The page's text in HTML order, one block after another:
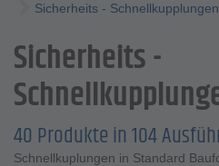
Sicherheits - Schnellkupplungen
Sicherheits -
40 Produkte in 104
Schnellkuplungen in Standard